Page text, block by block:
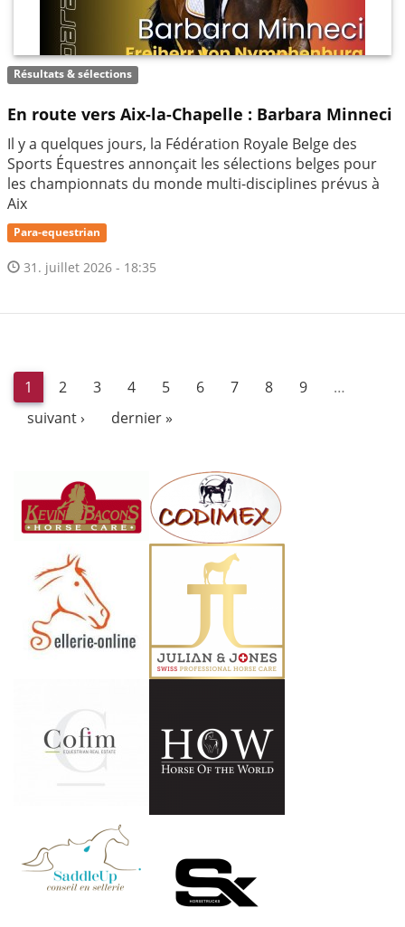
Résultats & sélections
En route vers Aix-la-Chapelle : Barbara Minneci
Il y a quelques jours, la Fédération Royale Belge des
Sports Équestres annonçait les sélections belges pour
les championnats du monde multi-disciplines prévus à
Aix
Para-equestrian
31. juillet 2026 - 18:35
1 2 3 4 5 6 7 8 9
…
suivant ›
dernier »